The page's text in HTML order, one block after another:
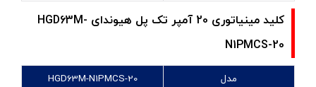
کلید مینیاتوری 20 آمپر تک پل هیوندای HGD63M-
N1PMCS-20
مدل
HGD63M-N1PMCS-20